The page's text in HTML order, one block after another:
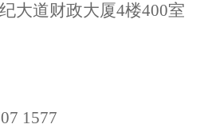
大道财政大厦4楼400室
1577